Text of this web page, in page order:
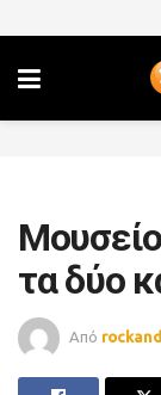
τα δύο
Από